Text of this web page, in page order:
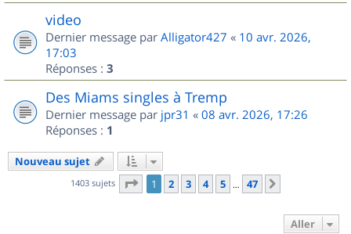
video
Dernier message par Alligator427 « 10 avr. 2026,
17:03
Réponses : 3
Des Miams singles à Tremp
Dernier message par jpr31 « 08 avr. 2026, 17:26
Réponses : 1
Nouveau sujet
1403 sujets Page 1sur
1 2 3 4 5 … 47
Aller